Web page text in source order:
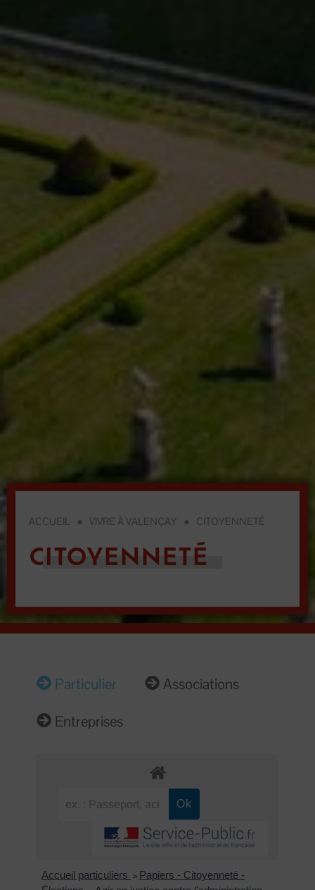
ACCUEIL ● VIVRE À VALENÇAY ● CITOYENNETÉ
CITOYENNETÉ
Particulier
Associations
Entreprises
Accueil particuliers > Papiers - Citoyenneté -